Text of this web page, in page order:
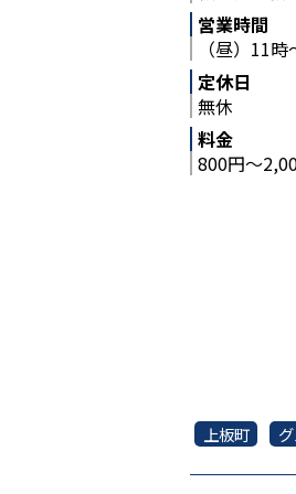
営業時間
（昼）11
定休日
無休
料金
800円～
上板町